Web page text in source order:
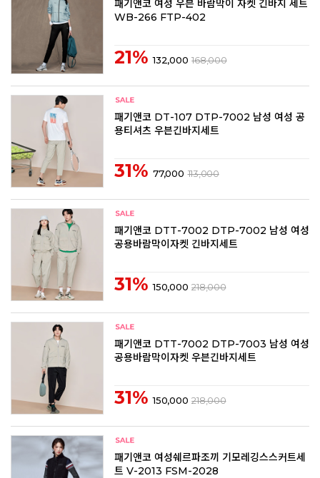
패기앤코 여성 우븐 바람막이 자켓 긴바지 세트
WB-266 FTP-402
21% 132,000 168,000
패기앤코 DT-107 DTP-7002 남성 여성 공
용티셔츠 우븐긴바지세트
31% 77,000 113,000
패기앤코 DTT-7002 DTP-7002 남성 여성
공용바람막이자켓 긴바지세트
31% 150,000 218,000
패기앤코 DTT-7002 DTP-7003 남성 여성
공용바람막이자켓 우븐긴바지세트
31% 150,000 218,000
패기앤코 여성쉐르파조끼 기모레깅스스커트세
트 V-2013 FSM-2028